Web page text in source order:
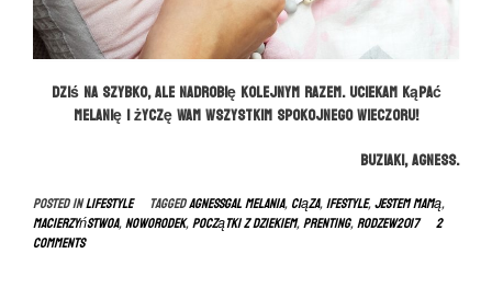
Dziś na szybko, ale nadrobię kolejnym razem.Uciekam kąpać
Melanię i życzę Wam wszystkim spokojnego wieczoru!
Buziaki, Agness.
Posted inLIFESTYLE Taggedagnessgal melania,ciąza,ifestyle,jestem mamą,
macierzyństwoa,noworodek,początki z dziekiem,prenting,rodzew2017
2
Comments